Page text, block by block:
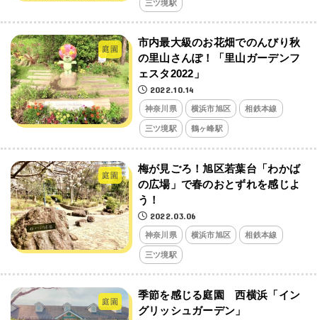
三ツ境駅
庭園
市内最大級のお花畑でのんびり秋
の里山さんぽ！「里山ガーデンフ
ェスタ2022」
2022.10.14
神奈川県 横浜市旭区 相鉄本線
三ツ境駅 鶴ヶ峰駅
庭園
梅が見ごろ！旭区若葉台「わかば
の広場」で春のおとずれを感じよ
う！
2022.03.06
神奈川県 横浜市旭区 相鉄本線
三ツ境駅
庭園
季節を感じる庭園 西横浜「イン
グリッシュガーデン」